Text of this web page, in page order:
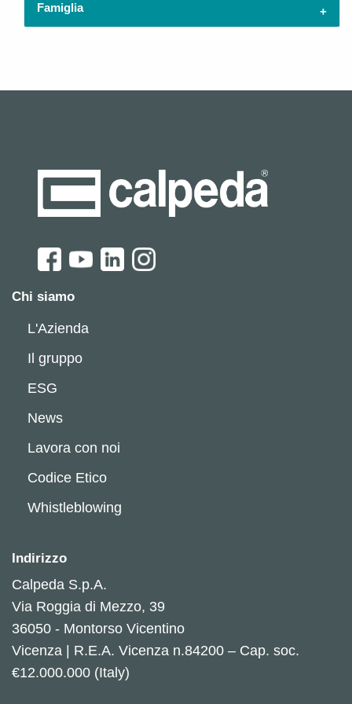
Famiglia
Chi siamo
L'Azienda
Il gruppo
ESG
News
Lavora con noi
Codice Etico
Whistleblowing
Indirizzo
Calpeda S.p.A.
Via Roggia di Mezzo, 39
36050 - Montorso Vicentino
Vicenza | R.E.A. Vicenza n.84200 – Cap. soc.
€12.000.000 (Italy)